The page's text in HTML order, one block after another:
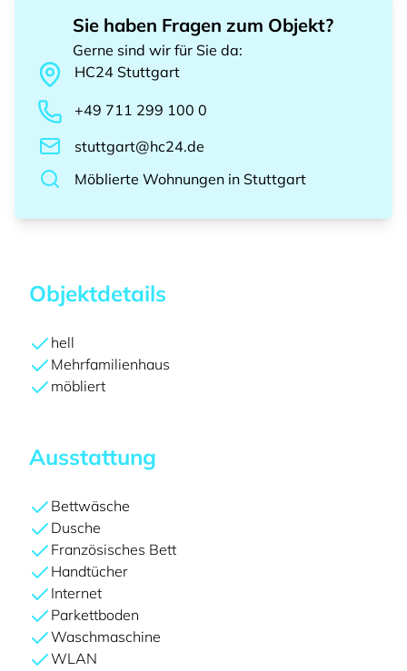
Sie haben Fragen zum Objekt?
Gerne sind wir für Sie da:
HC24 Stuttgart
+49 711 299 100 0
stuttgart@hc24.de
Möblierte Wohnungen in Stuttgart
Objektdetails
hell
Mehrfamilienhaus
möbliert
Ausstattung
Bettwäsche
Dusche
Französisches Bett
Handtücher
Internet
Parkettboden
Waschmaschine
WLAN